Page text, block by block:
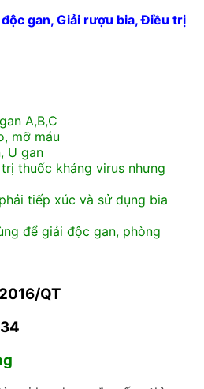
độc gan, Giải rượu bia, Điều trị
A,B,C
mỡ máu
U gan
thuốc kháng virus nhưng
tiếp xúc và sử dụng bia
để giải độc gan, phòng
QT